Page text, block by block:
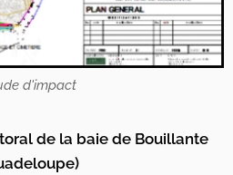
d'impact
de la baie de Bouillante